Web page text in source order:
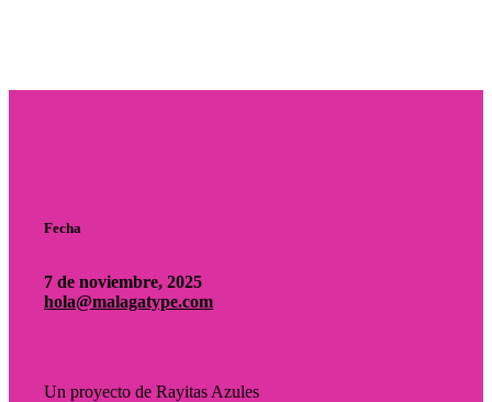
Fecha
7 de noviembre, 2025
hola@malagatype.com
Un proyecto de Rayitas Azules